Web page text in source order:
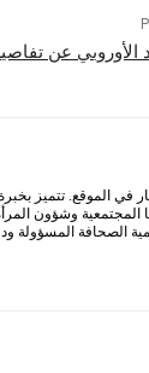
الأوروبي عن
تتميز بخبرة
وشؤون
المسؤولة